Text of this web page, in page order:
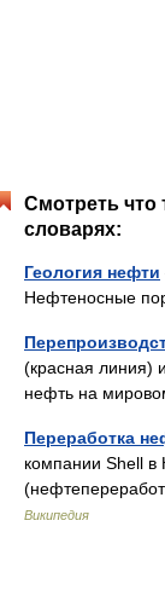
Смотреть что
словарях:
Геология нефти
Нефтеносные
(красная линия)
нефть на
Переработка
компании Shell
Википедия